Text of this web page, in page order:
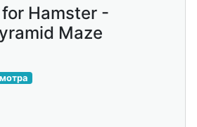
Hamster -
Maze